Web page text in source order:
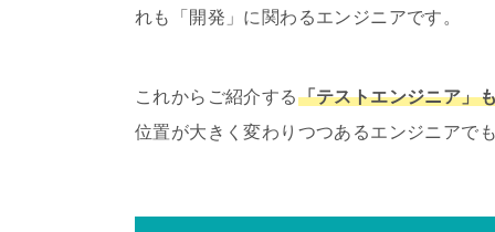
れも「開発」に関わるエンジニアです。
これからご紹介する「テストエンジニア」
位置が大きく変わりつつあるエンジニアで